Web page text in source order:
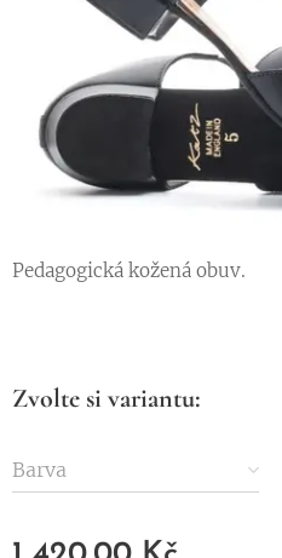
Pedagogická kožená obuv.
Zvolte si variantu:
Barva